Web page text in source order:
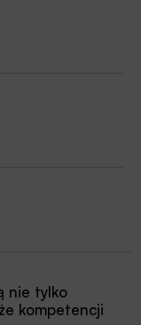
nie tylko
kompetencji